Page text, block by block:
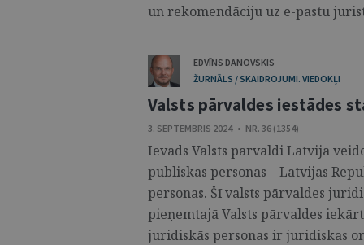
un rekomendāciju uz e-pastu
EDVĪNS DANOVSKIS
ŽURNĀLS / SKAIDROJUMI. VIEDOKĻI
Valsts pārvaldes iestādes
3. SEPTEMBRIS 2024 • NR. 36 (1354)
Ievads Valsts pārvaldi Latvijā
publiskas personas – Latvijas
personas. Šī valsts pārvaldes
pieņemtajā Valsts pārvaldes
juridiskās personas ir juridiskas